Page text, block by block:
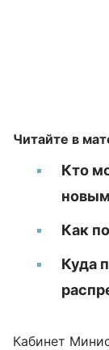
Читайте в
Кто
Как
Куда
Кабинет